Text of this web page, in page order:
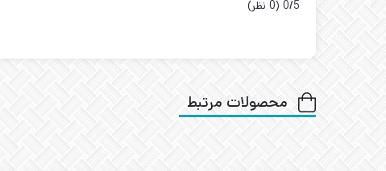
‫0/5 ‫(0 نظر)
محصولات مرتبط